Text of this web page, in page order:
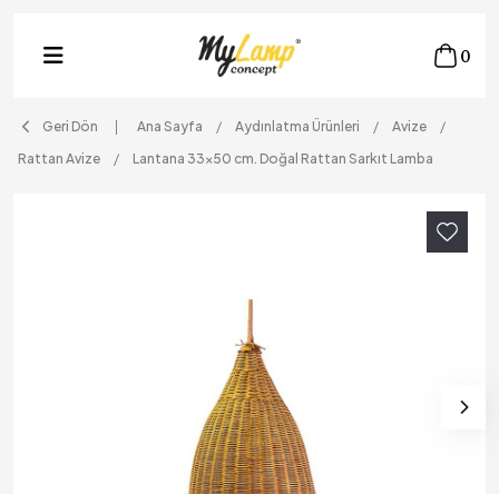
0
Geri Dön Ana Sayfa Aydınlatma Ürünleri
Avize
Rattan Avize
Lantana 33x50 cm. Doğal Rattan Sarkıt Lamba